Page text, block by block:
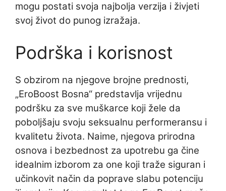
mogu postati svoja najbolja verzija i živjeti
svoj život do punog izražaja.
Podrška i korisnost
S obzirom na njegove brojne prednosti,
„EroBoost Bosna“ predstavlja vrijednu
podršku za sve muškarce koji žele da
poboljšaju svoju seksualnu performeransu i
kvalitetu života. Naime, njegova prirodna
osnova i bezbednost za upotrebu ga čine
idealnim izborom za one koji traže siguran i
učinkovit način da poprave slabu potenciju